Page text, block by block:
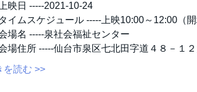
映日 -----2021-10-24
イムスケジュール -----上映10:00～12:00（開
場名 -----泉社会福祉センター
場住所 -----仙台市泉区七北田字道４８－１２
を読む >>